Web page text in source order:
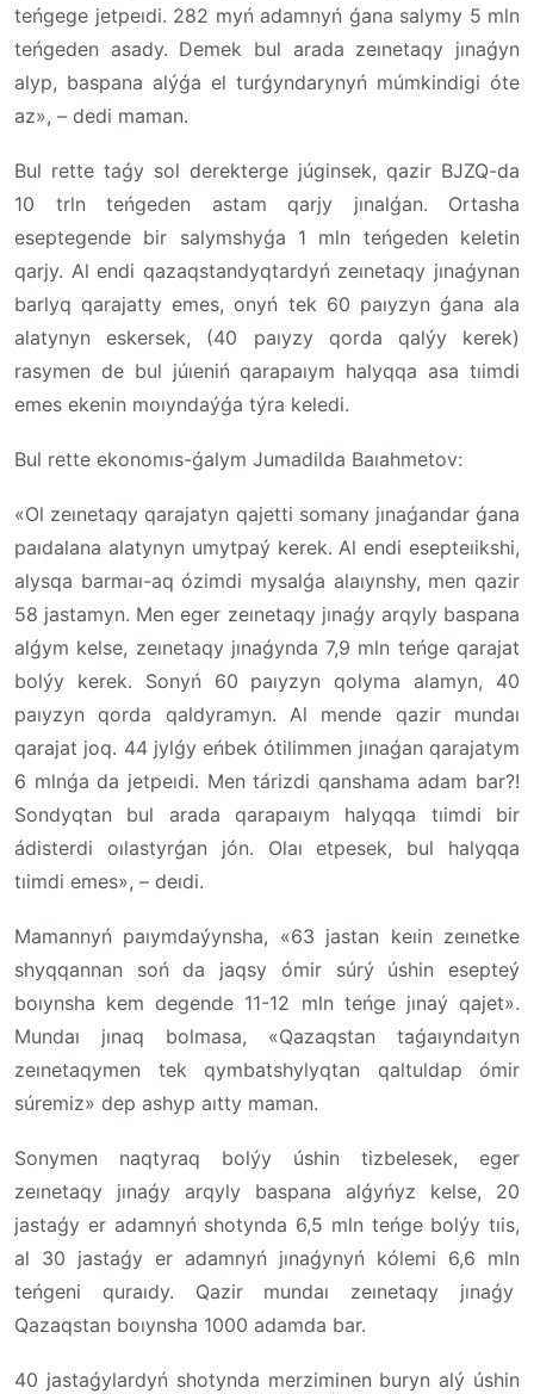
teńgege jetpeıdi. 282 myń adamnyń ǵana salymy 5 mln
teńgeden asady. Demek bul arada zeınetaqy jınaǵyn
alyp, baspana alýǵa el turǵyndarynyń múmkindigi óte
az», – dedi maman.
Bul rette taǵy sol derekterge júginsek, qazir BJZQ-da
10 trln teńgeden astam qarjy jınalǵan. Ortasha
eseptegende bir salymshyǵa 1 mln teńgeden keletin
qarjy. Al endi qazaqstandyqtardyń zeınetaqy jınaǵynan
barlyq qarajatty emes, onyń tek 60 paıyzyn ǵana ala
alatynyn eskersek, (40 paıyzy qorda qalýy kerek)
rasymen de bul júıeniń qarapaıym halyqqa asa tıimdi
emes ekenin moıyndaýǵa týra keledi.
Bul rette ekonomıs-ǵalym Jumadilda Baıahmetov:
«Ol zeınetaqy qarajatyn qajetti somany jınaǵandar ǵana
paıdalana alatynyn umytpaý kerek. Al endi esepteıikshi,
alysqa barmaı-aq ózimdi mysalǵa alaıynshy, men qazir
58 jastamyn. Men eger zeınetaqy jınaǵy arqyly baspana
alǵym kelse, zeınetaqy jınaǵynda 7,9 mln teńge qarajat
bolýy kerek. Sonyń 60 paıyzyn qolyma alamyn, 40
paıyzyn qorda qaldyramyn. Al mende qazir mundaı
qarajat joq. 44 jylǵy eńbek ótilimmen jınaǵan qarajatym
6 mlnǵa da jetpeıdi. Men tárizdi qanshama adam bar?!
Sondyqtan bul arada qarapaıym halyqqa tıimdi bir
ádisterdi oılastyrǵan jón. Olaı etpesek, bul halyqqa
tıimdi emes», – deıdi.
Mamannyń paıymdaýynsha, «63 jastan keıin zeınetke
shyqqannan soń da jaqsy ómir súrý úshin esepteý
boıynsha kem degende 11-12 mln teńge jınaý qajet».
Mundaı jınaq bolmasa, «Qazaqstan taǵaıyndaıtyn
zeınetaqymen tek qymbatshylyqtan qaltuldap ómir
súremiz» dep ashyp aıtty maman.
Sonymen naqtyraq bolýy úshin tizbelesek, eger
zeınetaqy jınaǵy arqyly baspana alǵyńyz kelse, 20
jastaǵy er adamnyń shotynda 6,5 mln teńge bolýy tıis,
al 30 jastaǵy er adamnyń jınaǵynyń kólemi 6,6 mln
teńgeni quraıdy. Qazir mundaı zeınetaqy jınaǵy
Qazaqstan boıynsha 1000 adamda bar.
40 jastaǵylardyń shotynda merziminen buryn alý úshin